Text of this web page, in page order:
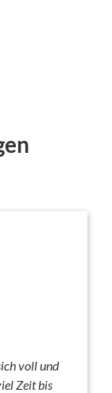
voll und